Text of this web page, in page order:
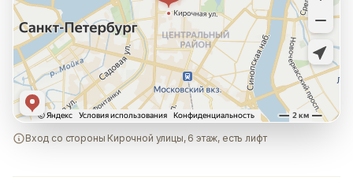
Вход со стороны Кирочной улицы, 6 этаж, есть лифт